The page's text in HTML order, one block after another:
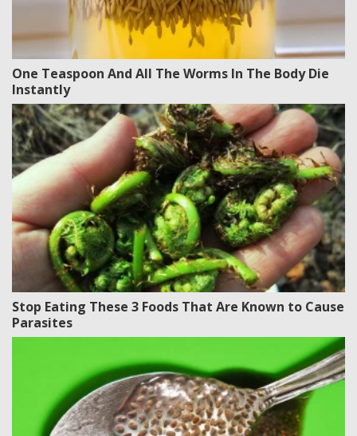
One Teaspoon And All The Worms In The Body Die
Instantly
Stop Eating These 3 Foods That Are Known to Cause
Parasites